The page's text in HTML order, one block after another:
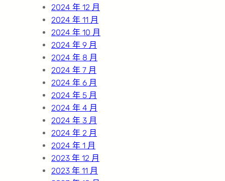
2024 年 12 月
2024 年 11 月
2024 年 10 月
2024 年 9 月
2024 年 8 月
2024 年 7 月
2024 年 6 月
2024 年 5 月
2024 年 4 月
2024 年 3 月
2024 年 2 月
2024 年 1 月
2023 年 12 月
2023 年 11 月